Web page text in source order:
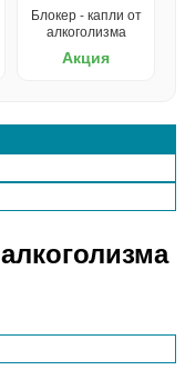
Блокер - капли от
алкоголизма
Акция